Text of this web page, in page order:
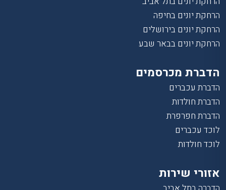
הרחקת יונים בחיפה
הרחקת יונים בירושלים
הרחקת יונים בבאר שבע
הדברת מכרסמים
הדברת עכברים
הדברת חולדות
הדברת חפרפרת
לוכד עכברים
לוכד חולדות
אזורי שירות